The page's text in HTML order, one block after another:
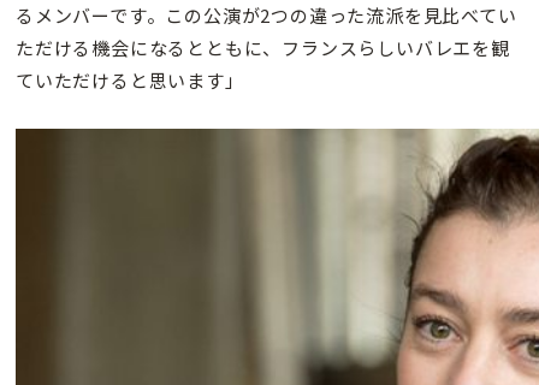
るメンバーです。この公演が2つの違った流派を見比べてい
ただける機会になるとともに、フランスらしいバレエを観
ていただけると思います」